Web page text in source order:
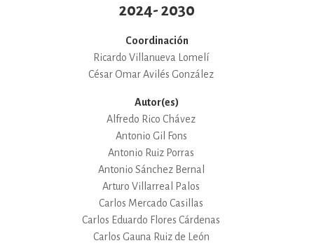
2024- 2030
Coordinación
Ricardo Villanueva Lomelí
César Omar Avilés González
Autor(es)
Alfredo Rico Chávez
Antonio Gil Fons
Antonio Ruiz Porras
Antonio Sánchez Bernal
Arturo Villarreal Palos
Carlos Mercado Casillas
Carlos Eduardo Flores Cárdenas
Carlos Gauna Ruiz de León